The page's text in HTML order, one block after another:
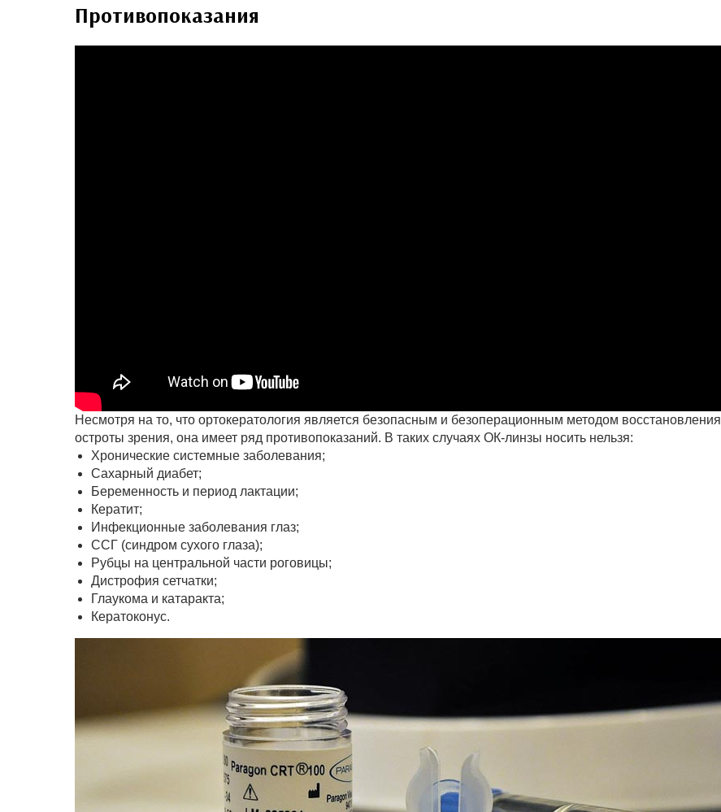
Противопоказания
Несмотря на то, что ортокератология является безопасным и безоперационным методом восстановления
остроты зрения, она имеет ряд противопоказаний. В таких случаях ОК-линзы носить нельзя:
Хронические системные заболевания;
Сахарный диабет;
Беременность и период лактации;
Кератит;
Инфекционные заболевания глаз;
ССГ (синдром сухого глаза);
Рубцы на центральной части роговицы;
Дистрофия сетчатки;
Глаукома и катаракта;
Кератоконус.